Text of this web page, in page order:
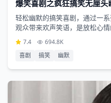
爆笑喜剧之疯狂搞笑无厘
轻松幽默的搞笑喜剧，通过一
观众带来欢声笑语，是放松心
7.4 694.8K
喜剧
搞笑 幽默